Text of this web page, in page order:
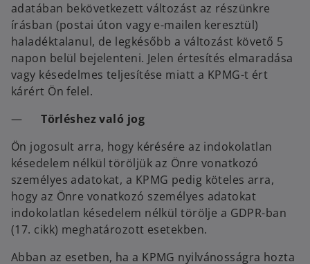
adatában bekövetkezett változást az részünkre
írásban (postai úton vagy e-mailen keresztül)
haladéktalanul, de legkésőbb a változást követő 5
napon belül bejelenteni. Jelen értesítés elmaradása
vagy késedelmes teljesítése miatt a KPMG-t ért
kárért Ön felel.
—Törléshez való jog
Ön jogosult arra, hogy kérésére az indokolatlan
késedelem nélkül töröljük az Önre vonatkozó
személyes adatokat, a KPMG pedig köteles arra,
hogy az Önre vonatkozó személyes adatokat
indokolatlan késedelem nélkül törölje a GDPR-ban
(17. cikk) meghatározott esetekben.
Abban az esetben, ha a KPMG nyilvánosságra hozta